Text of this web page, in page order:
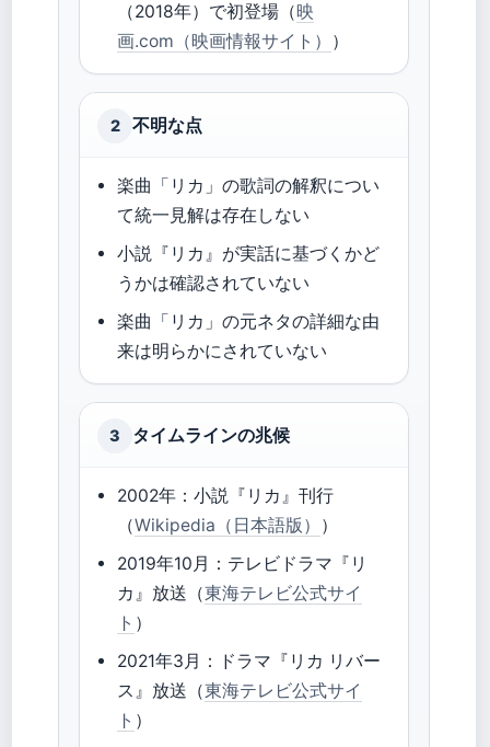
（2018年）で初登場（映
画.com（映画情報サイト） ）
2 不明な点
楽曲「リカ」の歌詞の解釈につい
て統一見解は存在しない
小説『リカ』が実話に基づくかど
うかは確認されていない
楽曲「リカ」の元ネタの詳細な由
来は明らかにされていない
3 タイムラインの兆候
2002年：小説『リカ』刊行
（Wikipedia（日本語版） ）
2019年10月：テレビドラマ『リ
カ』放送（東海テレビ公式サイ
ト ）
2021年3月：ドラマ『リカ リバー
ス』放送（東海テレビ公式サイ
ト ）